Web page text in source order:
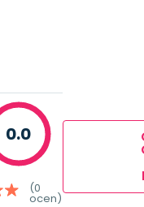
0.0
(0
ocen)